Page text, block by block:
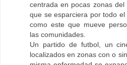
centrada en pocas zonas
que se esparciera por todo
como este que mueve
las comunidades.
Un partido de futbol, un
localizados en zonas con o